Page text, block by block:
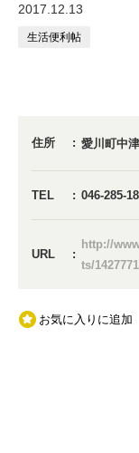
2017.12.13
生活便利帖
住所 愛川町中
TEL 046-285-
URL
http://
ts/
お気に入りに追加